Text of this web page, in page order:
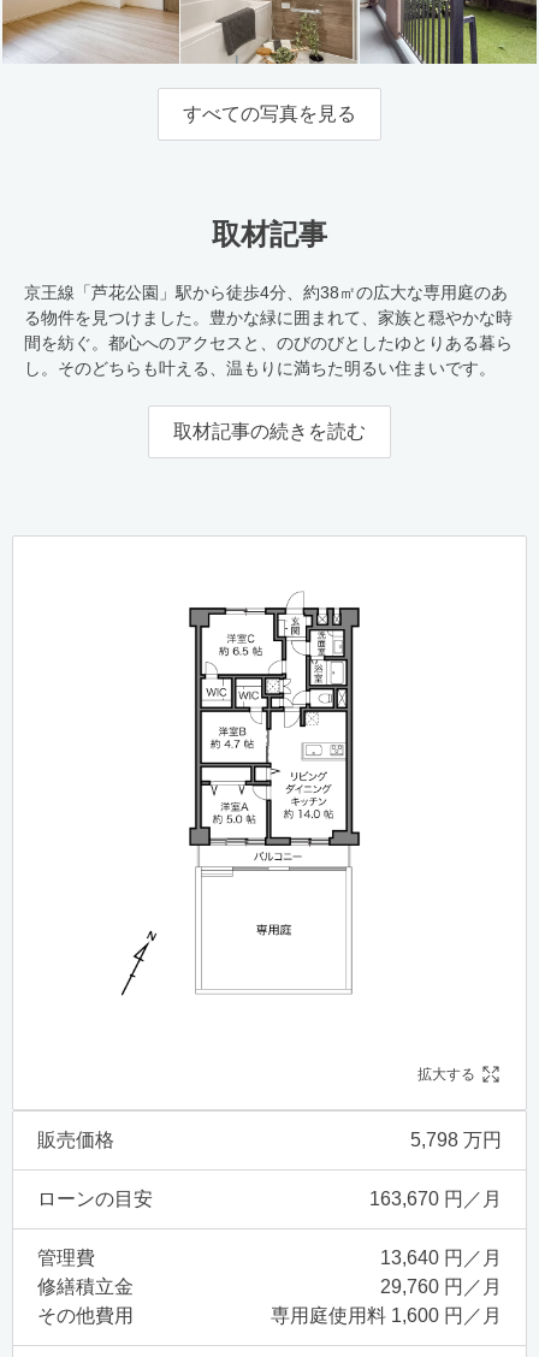
すべての写真を見る
取材記事
京王線「芦花公園」駅から徒歩4分、約38㎡の広大な専用庭のあ
る物件を見つけました。豊かな緑に囲まれて、家族と穏やかな時
間を紡ぐ。都心へのアクセスと、のびのびとしたゆとりある暮ら
し。そのどちらも叶える、温もりに満ちた明るい住まいです。
取材記事の続きを読む
拡大する
販売価格 5,798 万円
ローンの目安 163,670 円／月
管理費
13,640 円／月
修繕積立金
29,760 円／月
その他費用
専用庭使用料 1,600 円／月